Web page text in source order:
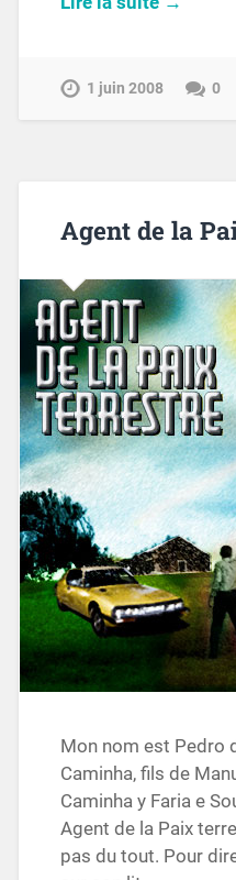
1 juin 2008 0
Agent de la
Mon nom est Pedro
Caminha, fils de
Caminha y Faria e
Agent de la Paix
pas du tout. Pour